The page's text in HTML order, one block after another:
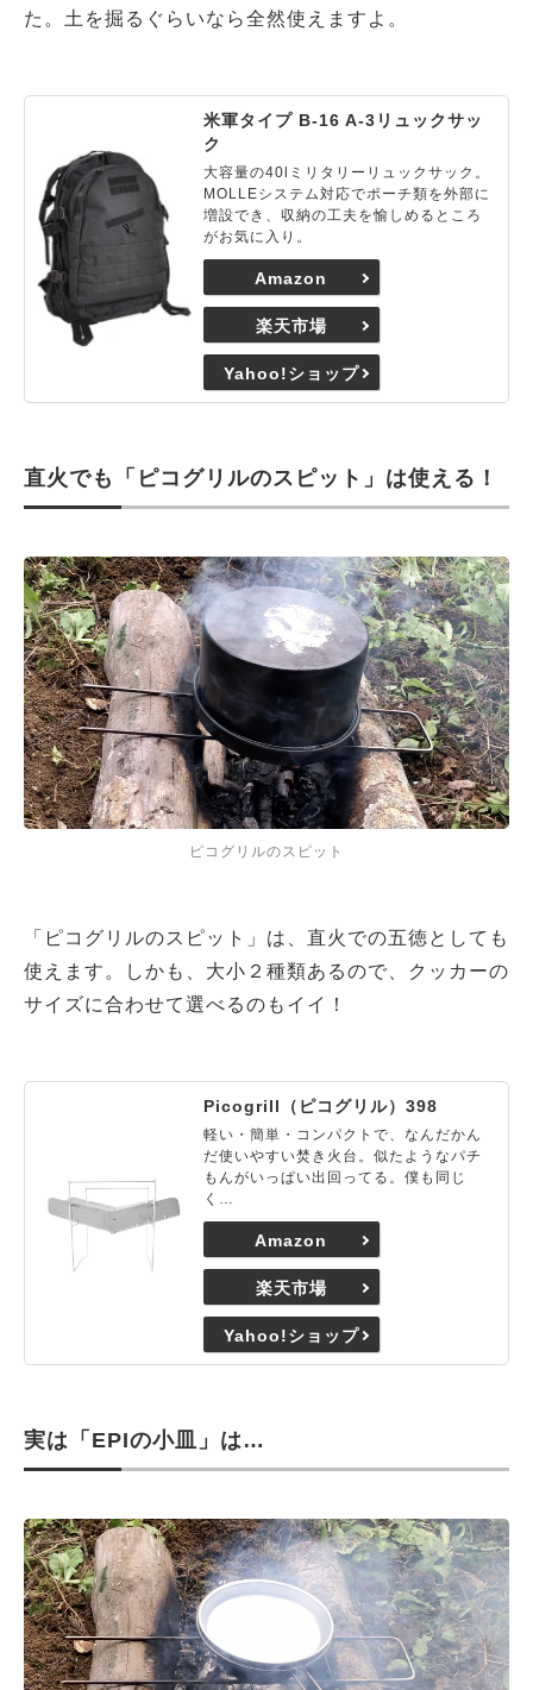
た。土を掘るぐらいなら全然使えますよ。
米軍タイプ B-16 A-3リュックサッ
ク
大容量の40lミリタリーリュックサック。
MOLLEシステム対応でポーチ類を外部に
増設でき、収納の工夫を愉しめるところ
がお気に入り。
Amazon
楽天市場
Yahoo!ショップ
直火でも「ピコグリルのスピット」は使える！
ピコグリルのスピット
「ピコグリルのスピット」は、直火での五徳としても
使えます。しかも、大小２種類あるので、クッカーの
サイズに合わせて選べるのもイイ！
Picogrill（ピコグリル）398
軽い・簡単・コンパクトで、なんだかん
だ使いやすい焚き火台。似たようなパチ
もんがいっぱい出回ってる。僕も同じ
く…
Amazon
楽天市場
Yahoo!ショップ
実は「EPIの小皿」は…